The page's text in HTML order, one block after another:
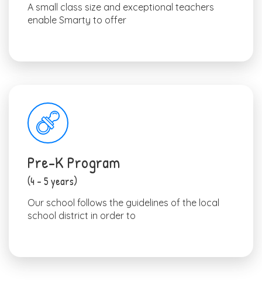
A small class size and exceptional teachers
enable Smarty to offer
Pre-K Program
(4 – 5 years)
Our school follows the guidelines of the local
school district in order to